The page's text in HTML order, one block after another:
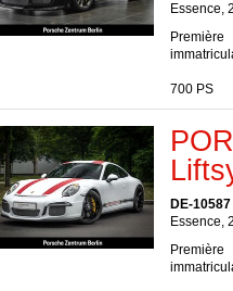
Essence,
Première
700 PS
DE-
Essence,
Première